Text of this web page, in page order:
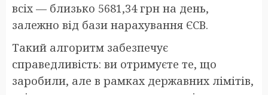
всіх — близько 5681,34 грн на день,
залежно від бази нарахування ЄСВ.
Такий алгоритм забезпечує
справедливість: ви отримуєте те, що
заробили, але в рамках державних лімітів,